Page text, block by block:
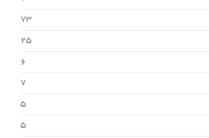
73
25
6
7
5
5